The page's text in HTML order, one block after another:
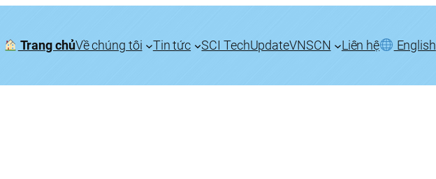
Trang chủVề chúng tôi Tin tức SCI TechUpdateVNSCN Liên hệ English